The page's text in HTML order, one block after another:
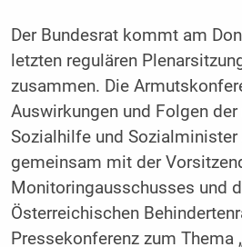
Der Bundesrat kommt am
letzten regulären
zusammen. Die
Auswirkungen und Folgen
Sozialhilfe und
gemeinsam mit der
Monitoringausschusses und
Österreichischen
Pressekonferenz zum Thema